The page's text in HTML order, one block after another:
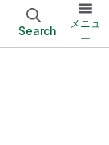
Search
メニュ
ー